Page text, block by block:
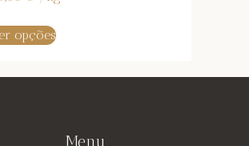
opções
Menu